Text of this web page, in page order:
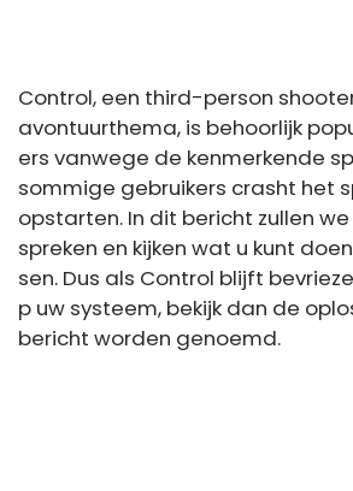
Control, een third-person
avontuurthema, is behoorlijk
ers vanwege de kenmerkende
sommige gebruikers crasht het
opstarten. In dit bericht zullen
spreken en kijken wat u kunt
sen. Dus als Control blijft
p uw systeem, bekijk dan de
bericht worden genoemd.